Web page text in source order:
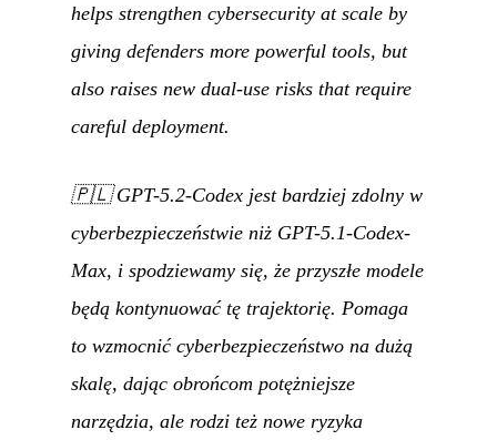
helps strengthen cybersecurity at scale by
giving defenders more powerful tools, but
also raises new dual-use risks that require
careful deployment.
🇵🇱GPT-5.2-Codex jest bardziej zdolny w
cyberbezpieczeństwie niż GPT-5.1-Codex-
Max, i spodziewamy się, że przyszłe modele
będą kontynuować tę trajektorię. Pomaga
to wzmocnić cyberbezpieczeństwo na dużą
skalę, dając obrońcom potężniejsze
narzędzia, ale rodzi też nowe ryzyka